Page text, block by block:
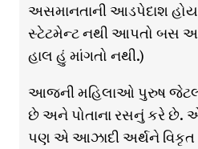
અસમાનતાની આડપેદાશ
સ્ટેટમેન્ટ નથી આપતો બસ
હાલ હું માંગતો નથી.)
આજની મહિલાઓ પુરુષ
છે અને પોતાના રસનું કરે છે.
પણ એ આઝાદી અર્થને વિકૃત